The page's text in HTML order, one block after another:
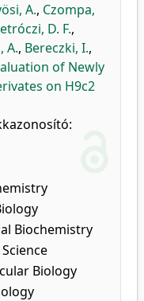
A., Czompa,
D. F.,
A., Bereczki, I.,
of Newly
on H9c2
Biochemistry
Biology